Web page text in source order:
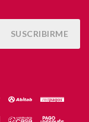
SUSCRIBIRME